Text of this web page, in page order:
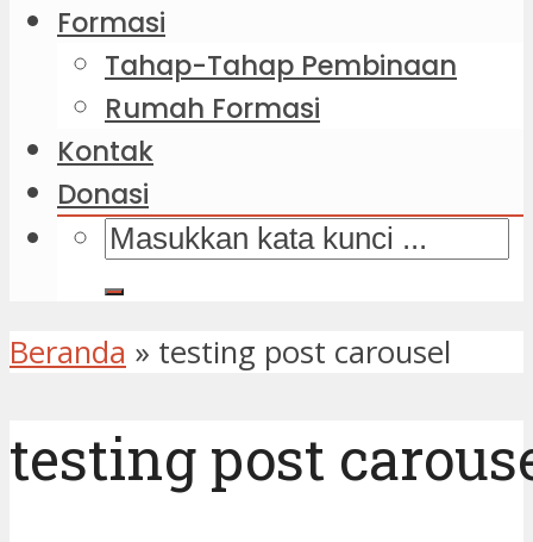
Formasi
Tahap-Tahap Pembinaan
Rumah Formasi
Kontak
Donasi
Beranda » testing post carousel
testing post